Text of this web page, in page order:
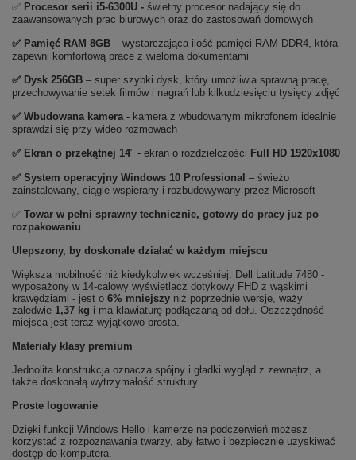
✅ Procesor serii i5-6300U - świetny procesor nadający się do
zaawansowanych prac biurowych oraz do zastosowań domowych
✅ Pamięć RAM 8GB – wystarczająca ilość pamięci RAM DDR4, która
zapewni komfortową prace z wieloma dokumentami
✅ Dysk 256GB – super szybki dysk, który umożliwia sprawną pracę,
przechowywanie setek filmów i nagrań lub kilkudziesięciu tysięcy zdjęć
✅ Wbudowana kamera - kamera z wbudowanym mikrofonem idealnie
sprawdzi się przy wideo rozmowach
✅ Ekran o przekątnej 14" - ekran o rozdzielczości Full HD 1920x1080
✅ System operacyjny Windows 10 Professional – świeżo
zainstalowany, ciągle wspierany i rozbudowywany przez Microsoft
✅ Towar w pełni sprawny technicznie, gotowy do pracy już po
rozpakowaniu
Ulepszony, by doskonale działać w każdym miejscu
Większa mobilność niż kiedykolwiek wcześniej: Dell Latitude 7480 -
wyposażony w 14-calowy wyświetlacz dotykowy FHD z wąskimi
krawędziami - jest o 6% mniejszy niż poprzednie wersje, waży
zaledwie 1,37 kg i ma klawiaturę podłączaną od dołu. Oszczędność
miejsca jest teraz wyjątkowo prosta.
Materiały klasy premium
Jednolita konstrukcja oznacza spójny i gładki wygląd z zewnątrz, a
także doskonałą wytrzymałość struktury.
Proste logowanie
Dzięki funkcji Windows Hello i kamerze na podczerwień możesz
korzystać z rozpoznawania twarzy, aby łatwo i bezpiecznie uzyskiwać
dostęp do komputera.